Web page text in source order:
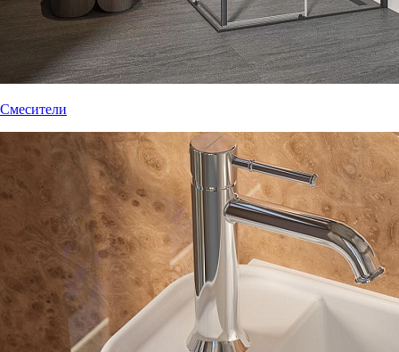
Смесители